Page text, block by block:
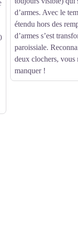
d’armes. Avec le
étendu hors des
d’armes s’est
paroissiale.
deux clochers, vous
manquer !